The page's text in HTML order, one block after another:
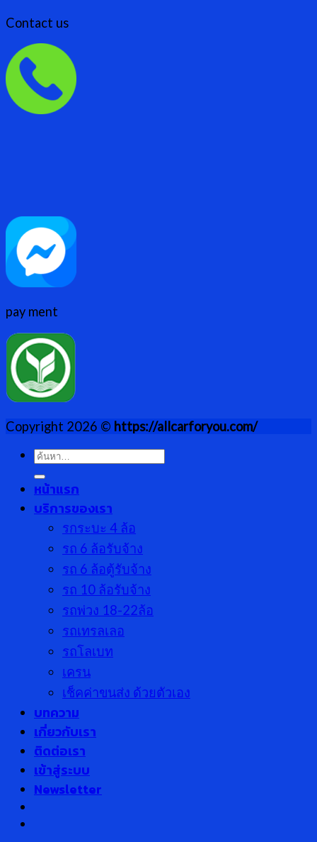
Contact us
pay ment
Copyright 2026 © https://allcarforyou.com/
ค้นหา:
หน้าแรก
บริการของเรา
รกระบะ 4 ล้อ
รถ 6 ล้อรับจ้าง
รถ 6 ล้อตู้รับจ้าง
รถ 10 ล้อรับจ้าง
รถพ่วง 18-22ล้อ
รถเทรลเลอ
รถโลเบท
เครน
เช็คค่าขนส่ง ด้วยตัวเอง
บทความ
เกี่ยวกับเรา
ติดต่อเรา
เข้าสู่ระบบ
Newsletter